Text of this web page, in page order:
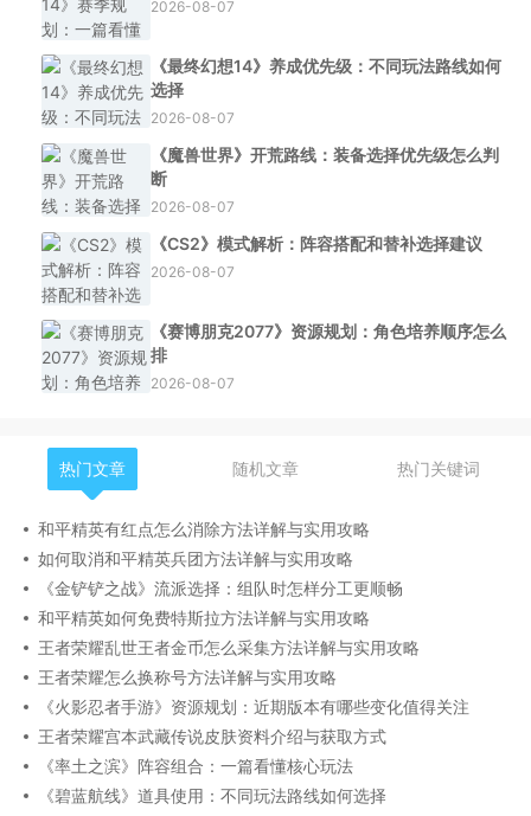
2026-08-07
《最终幻想14》养成优先级：不同玩法路线如何
选择
2026-08-07
《魔兽世界》开荒路线：装备选择优先级怎么判
断
2026-08-07
《CS2》模式解析：阵容搭配和替补选择建议
2026-08-07
《赛博朋克2077》资源规划：角色培养顺序怎么
排
2026-08-07
热门文章 随机文章 热门关键词
和平精英有红点怎么消除方法详解与实用攻略
如何取消和平精英兵团方法详解与实用攻略
《金铲铲之战》流派选择：组队时怎样分工更顺畅
和平精英如何免费特斯拉方法详解与实用攻略
王者荣耀乱世王者金币怎么采集方法详解与实用攻略
王者荣耀怎么换称号方法详解与实用攻略
《火影忍者手游》资源规划：近期版本有哪些变化值得关注
王者荣耀宫本武藏传说皮肤资料介绍与获取方式
《率土之滨》阵容组合：一篇看懂核心玩法
《碧蓝航线》道具使用：不同玩法路线如何选择